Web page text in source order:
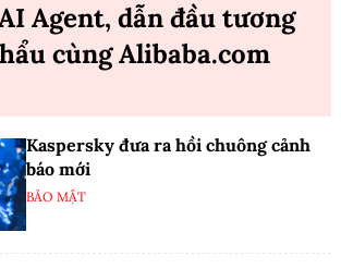
Agent, dẫn đầu tương
cùng Alibaba.com
Kaspersky đưa ra hồi chuông cảnh
báo mới
BẢO MẬT